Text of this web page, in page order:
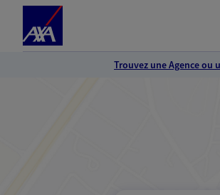
Trouvez une Agence ou